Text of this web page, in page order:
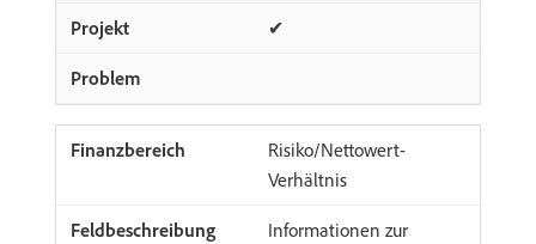
✔
Risiko/Nettowert-
Verhältnis
Informationen zur